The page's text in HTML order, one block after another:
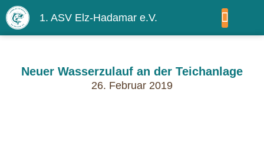
1. ASV Elz-Hadamar e.V.
Neuer Wasserzulauf an der Teichanlage
26. Februar 2019